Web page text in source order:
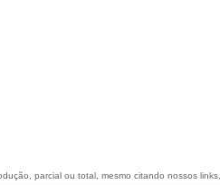
parcial ou total, mesmo citando nossos